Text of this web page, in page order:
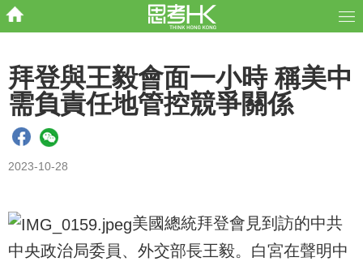
拜登與王毅會面一小時 稱美中
需負責任地管控競爭關係
2023-10-28
美國總統拜登會見到訪的中共
中央政治局委員、外交部長王毅。白宮在聲明中